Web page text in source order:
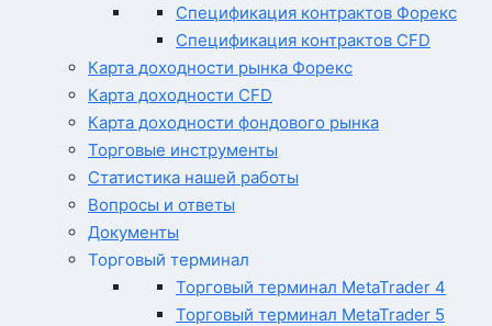
Спецификация контрактов Форекс
Спецификация контрактов CFD
Карта доходности рынка Форекс
Карта доходности CFD
Карта доходности фондового рынка
Торговые инструменты
Статистика нашей работы
Вопросы и ответы
Документы
Торговый терминал
Торговый терминал MetaTrader 4
Торговый терминал MetaTrader 5